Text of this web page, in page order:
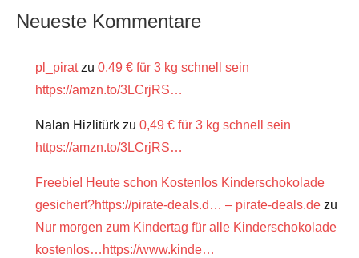
Neueste Kommentare
pl_piratzu 0,49 € für 3 kg schnell sein
https://amzn.to/3LCrjRS…
Nalan Hizlitürk zu 0,49 € für 3 kg schnell sein
https://amzn.to/3LCrjRS…
Freebie! Heute schon Kostenlos Kinderschokolade
gesichert?https://pirate-deals.d… – pirate-deals.de zu
Nur morgen zum Kindertag für alle Kinderschokolade
kostenlos…https://www.kinde…